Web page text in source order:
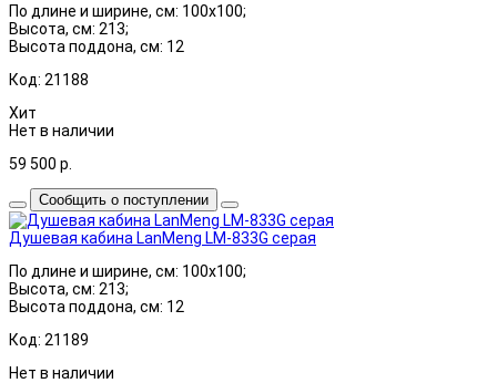
По длине и ширине, см: 100x100;
Высота, см: 213;
Высота поддона, см: 12
Код: 21188
Хит
Нет в наличии
59 500 р.
Сообщить о поступлении
Душевая кабина LanMeng LM-833G серая
По длине и ширине, см: 100x100;
Высота, см: 213;
Высота поддона, см: 12
Код: 21189
Нет в наличии